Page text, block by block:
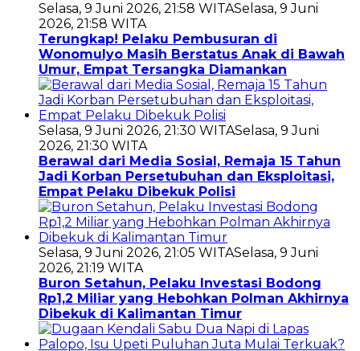
Selasa, 9 Juni 2026, 21:58 WITASelasa, 9 Juni
2026, 21:58 WITA
Terungkap! Pelaku Pembusuran di
Wonomulyo Masih Berstatus Anak di Bawah
Umur, Empat Tersangka Diamankan
Selasa, 9 Juni 2026, 21:30 WITASelasa, 9 Juni
2026, 21:30 WITA
Berawal dari Media Sosial, Remaja 15 Tahun
Jadi Korban Persetubuhan dan Eksploitasi,
Empat Pelaku Dibekuk Polisi
Selasa, 9 Juni 2026, 21:05 WITASelasa, 9 Juni
2026, 21:19 WITA
Buron Setahun, Pelaku Investasi Bodong
Rp1,2 Miliar yang Hebohkan Polman Akhirnya
Dibekuk di Kalimantan Timur